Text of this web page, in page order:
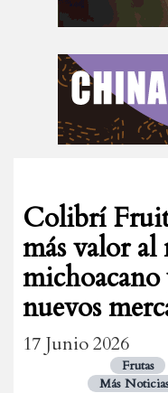
Colibrí
más valor al
nuevos
17 Junio 2026
Frutas
Más